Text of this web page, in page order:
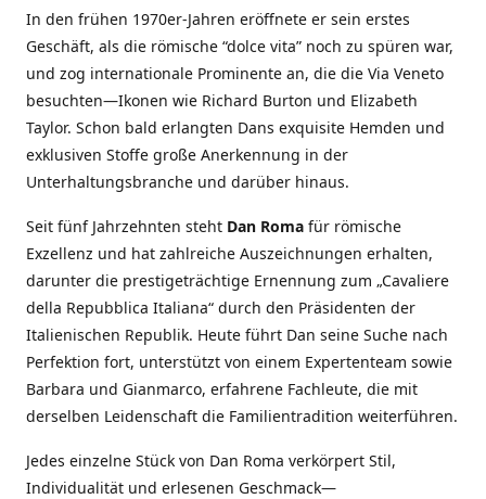
In den frühen 1970er-Jahren eröffnete er sein erstes
Geschäft, als die römische “dolce vita” noch zu spüren war,
und zog internationale Prominente an, die die Via Veneto
besuchten—Ikonen wie Richard Burton und Elizabeth
Taylor. Schon bald erlangten Dans exquisite Hemden und
exklusiven Stoffe große Anerkennung in der
Unterhaltungsbranche und darüber hinaus.
Seit fünf Jahrzehnten steht Dan Roma für römische
Exzellenz und hat zahlreiche Auszeichnungen erhalten,
darunter die prestigeträchtige Ernennung zum „Cavaliere
della Repubblica Italiana“ durch den Präsidenten der
Italienischen Republik. Heute führt Dan seine Suche nach
Perfektion fort, unterstützt von einem Expertenteam sowie
Barbara und Gianmarco, erfahrene Fachleute, die mit
derselben Leidenschaft die Familientradition weiterführen.
Jedes einzelne Stück von Dan Roma verkörpert Stil,
Individualität und erlesenen Geschmack—